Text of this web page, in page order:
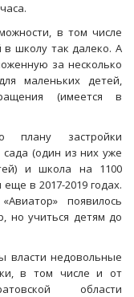
в том числе
школу так далеко. А
за несколько
маленьких детей,
(имеется в
плану застройки
сада (один из них уже
и школа на 1100
в 2017-2019 годах.
появилось
но учиться детям до
власти недовольные
в том числе и от
области